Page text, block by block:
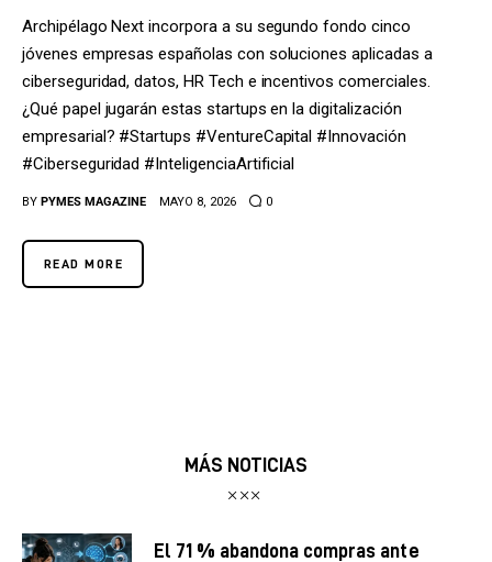
Archipélago Next incorpora a su segundo fondo cinco
jóvenes empresas españolas con soluciones aplicadas a
ciberseguridad, datos, HR Tech e incentivos comerciales.
¿Qué papel jugarán estas startups en la digitalización
empresarial? #Startups #VentureCapital #Innovación
#Ciberseguridad #InteligenciaArtificial
BY PYMES MAGAZINE MAYO 8, 2026 0
READ MORE
MÁS NOTICIAS
El 71 % abandona compras ante